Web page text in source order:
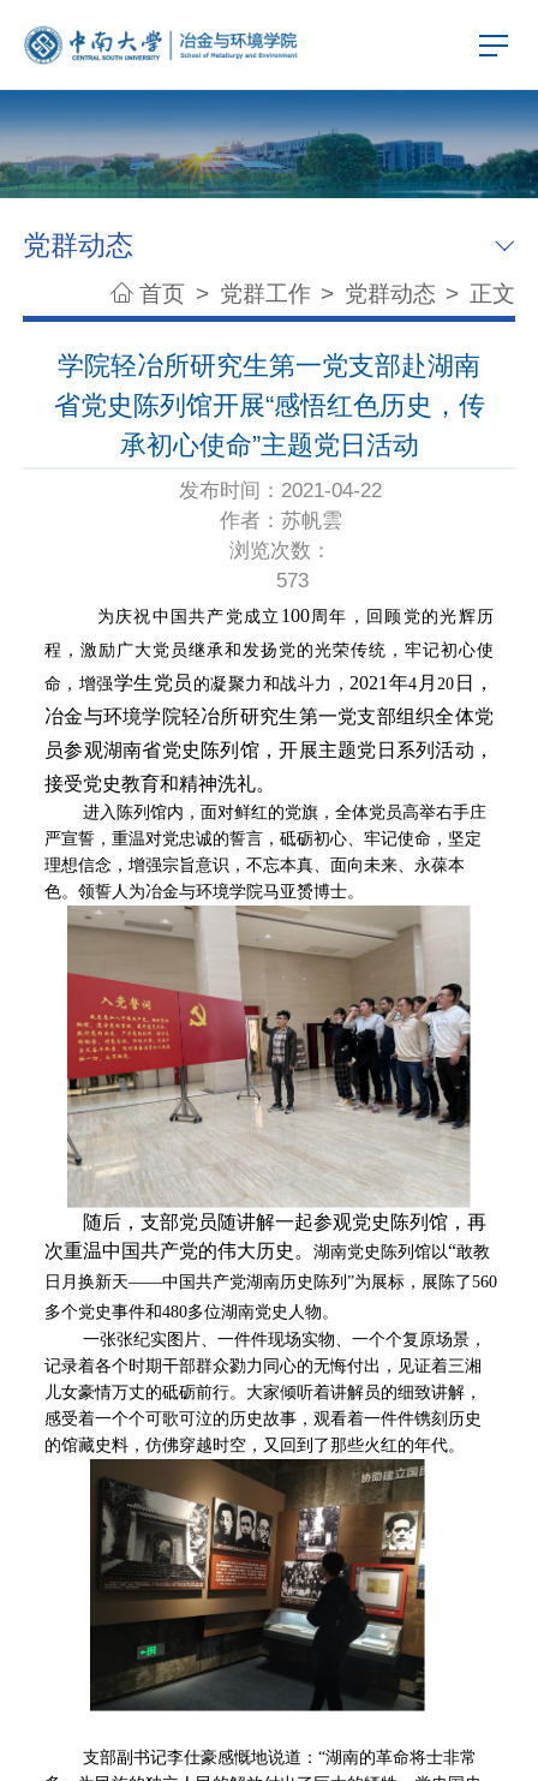
党群动态
首页 > 党群工作 > 党群动态 > 正文
学院轻冶所研究生第一党支部赴湖南
省党史陈列馆开展“感悟红色历史，传
承初心使命”主题党日活动
发布时间：2021-04-22
作者：苏帆雲
浏览次数：
573
为庆祝中国共产党成立 100周年，回顾党的光辉历
程，激励广大党员继承和发扬党的光荣传统，牢记初心使
命，增强学生党员 的凝聚力和战斗力， 2021 年4 月 20 日，
冶金与环境学院轻冶所研究生第一党支部组织全体党
员参观湖南省党史陈列馆，开展主题党日系列活动，
接受党史教育和精神洗礼。
进入陈列馆内，面对鲜红的党旗，全体党员高举右手庄
严宣誓，重温对党忠诚的誓言，砥砺初心、牢记使命，坚定
理想信念，增强宗旨意识，不忘本真、面向未来、永葆本
色。领誓人为冶金与环境学院马亚赟博士。
随后，支部党员随讲解一起参观党史陈列馆，再
次重温中国共产党的伟大历史。湖南党史陈列馆以“敢教
日月换新天——中国共产党湖南历史陈列”为展标，展陈了560
多个党史事件和480多位湖南党史人物。
一张张纪实图片、一件件现场实物、一个个复原场景，
记录着各个时期干部群众勠力同心的无悔付出，见证着三湘
儿女豪情万丈的砥砺前行。大家倾听着讲解员的细致讲解，
感受着一个个可歌可泣的历史故事，观看着一件件镌刻历史
的馆藏史料，仿佛穿越时空，又回到了那些火红的年代。
支部副书记李仕豪感慨地说道：“湖南的革命将士非常